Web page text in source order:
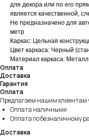
для декора или по его
является качественной,
Не предназначено для
метр
Каркас: Цельная
Цвет каркаса: Черный
Материал каркаса:
Оплата
Доставка
Гарантия
Оплата
Предлагаем нашим клиентам
Оплата наличными
Оплата по безналичному
Доставка